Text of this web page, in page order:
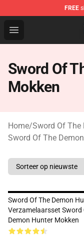
FREE
Open menu
Sword Of The
Sword Of
Mokken
Home/Sword Of The
Sword Of The
Sword Of The Demon
Verzamelaarsset Sword
Demon Hunter Mokken